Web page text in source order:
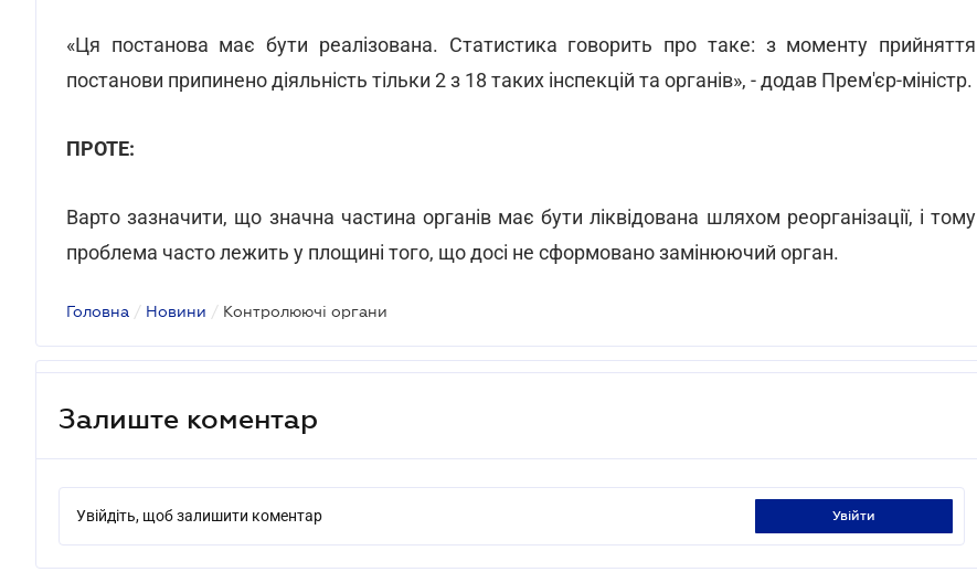
«Ця постанова має бути реалізована. Статистика говорить про таке: з моменту прийняття
постанови припинено діяльність тільки 2 з 18 таких інспекцій та органів», - додав Прем'єр-міністр.
ПРОТЕ:
Варто зазначити, що значна частина органів має бути ліквідована шляхом реорганізації, і тому
проблема часто лежить у площині того, що досі не сформовано замінюючий орган.
Головна / Новини / Контролюючі органи
Залиште коментар
Увійдіть, щоб залишити коментар увійти